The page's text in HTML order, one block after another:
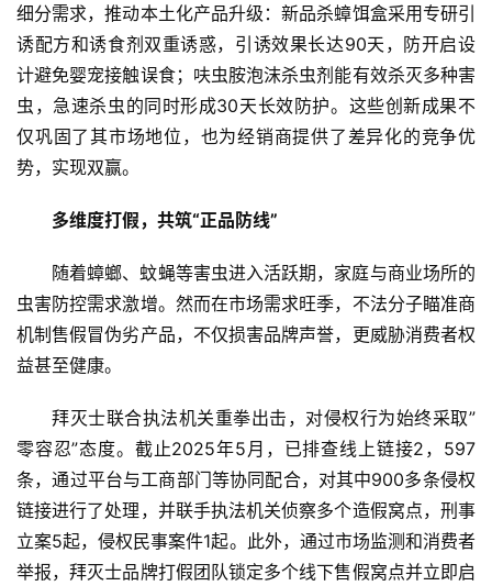
细分需求，推动本土化产品升级：新品杀蟑饵盒采用专研引
诱配方和诱食剂双重诱惑，引诱效果长达90天，防开启设
计避免婴宠接触误食；呋虫胺泡沫杀虫剂能有效杀灭多种害
虫，急速杀虫的同时形成30天长效防护。这些创新成果不
仅巩固了其市场地位，也为经销商提供了差异化的竞争优
势，实现双赢。
多维度打假，共筑“正品防线”
随着蟑螂、蚊蝇等害虫进入活跃期，家庭与商业场所的
虫害防控需求激增。然而在市场需求旺季，不法分子瞄准商
机制售假冒伪劣产品，不仅损害品牌声誉，更威胁消费者权
益甚至健康。
拜灭士联合执法机关重拳出击，对侵权行为始终采取”
零容忍”态度。截止2025年5月，已排查线上链接2，597
条，通过平台与工商部门等协同配合，对其中900多条侵权
链接进行了处理，并联手执法机关侦察多个造假窝点，刑事
立案5起，侵权民事案件1起。此外，通过市场监测和消费者
举报，拜灭士品牌打假团队锁定多个线下售假窝点并立即启